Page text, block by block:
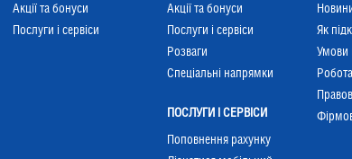
Акції та бонуси
Послуги і сервіси
Акції та бонуси
Послуги і сервіси
Розваги
Cпеціальні напрямки
ПОСЛУГИ І СЕРВІСИ
Поповнення рахунку
Як
Умови